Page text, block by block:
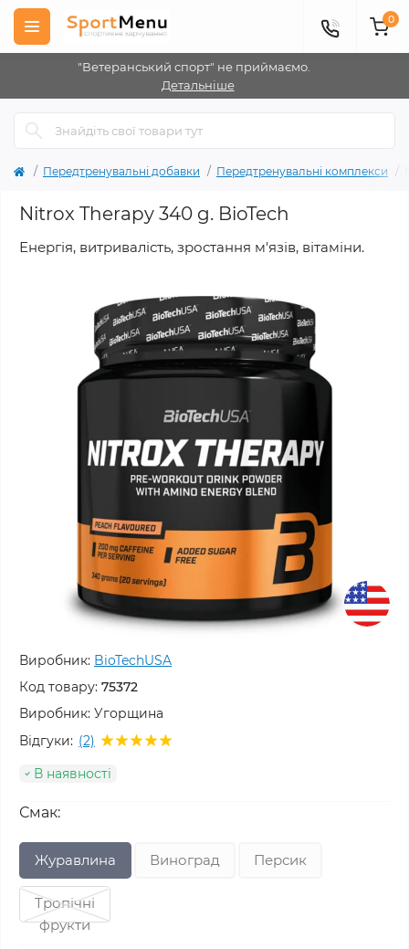
"Ветеранський спорт" не приймаємо.
Детальніше
0
Передтренувальні добавки Передтренувальні комплекси
Nitrox Therapy 340 g. BioTech
Енергія, витривалість, зростання м'язів, вітаміни.
Виробник: BioTechUSA
Код товару: 75372
Виробник: Угорщина
Відгуки: (2)
В наявності
Смак:
Журавлина Виноград Персик
Тропічні
фрукти